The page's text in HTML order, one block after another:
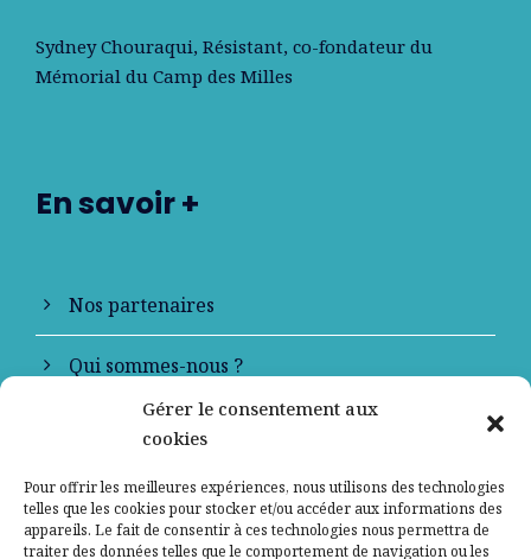
Gérer le consentement aux
cookies
Pour offrir les meilleures expériences, nous utilisons des technologies
telles que les cookies pour stocker et/ou accéder aux informations des
appareils. Le fait de consentir à ces technologies nous permettra de
traiter des données telles que le comportement de navigation ou les
Sydney Chouraqui, Résistant, co-fondateur du
Mémorial du Camp des Milles
En savoir +
Nos partenaires
Qui sommes-nous ?
Contactez-nous
Mentions légales
Politique de confidentialité